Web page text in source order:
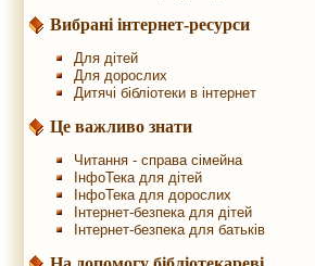
Вибрані інтернет-ресурси
Для дітей
Для дорослих
Дитячі бібліотеки в інтернет
Це важливо знати
Читання - справа сімейна
ІнфоТека для дітей
ІнфоТека для дорослих
Інтернет-безпека для дітей
Інтернет-безпека для батьків